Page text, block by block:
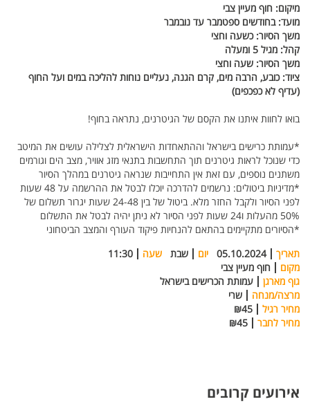
מיקום: חוף מעיין צבי
מועד: בחודשים ספטמבר עד נובמבר
משך הסיור: כשעה וחצי
קהל: מגיל 5 ומעלה
משך הסיור: שעה וחצי
ציוד: כובע, הרבה מים, קרם הגנה, נעליים נוחות להליכה במים ועל החוף
(עדיף לא כפכפים)
בואו לחוות איתנו את הקסם של הגיטרנים, נתראה בחוף!
*עמותת כרישים בישראל וההתאחדות הישראלית לצלילה עושים את המיטב
כדי שנוכל לראות גיטרנים תוך התחשבות בתנאי מזג אוויר, מצב הים וגורמים
משתנים נוספים, עם זאת אין התחייבות שנראה גיטרנים במהלך הסיור
*מדיניות ביטולים: נרשמים להדרכה יוכלו לבטל את ההרשמה על 48 שעות
לפני הסיור ולקבל החזר מלא. ביטול של בין 24-48 שעות יגרור תשלום של
50% מהעלות ו24 שעות לפני הסיור לא ניתן יהיה לבטל את התשלום
*הסיורים מתקיימים בהתאם להנחיות פיקוד העורף והמצב הביטחוני
תאריך
05.10.2024 יום שבת שעה
11:30
מקום
חוף מעיין צבי
גוף מארגן
עמותת הכרישים בישראל
מרצה/מנחה
שרי
מחיר רגיל
₪45
מחיר לחבר
₪45
אירועים קרובים